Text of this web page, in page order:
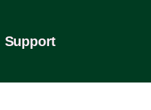
Support